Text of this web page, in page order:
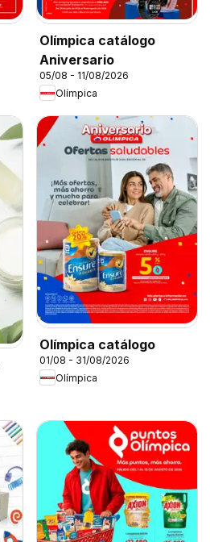
Olímpica catálogo
Aniversario
05/08 - 11/08/2026
Olímpica
Olímpica catálogo
01/08 - 31/08/2026
Olímpica